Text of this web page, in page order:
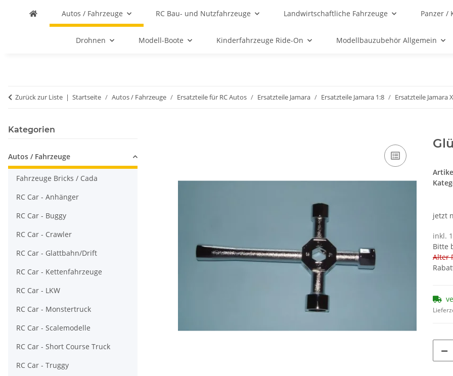
Autos / Fahrzeuge RC Bau- und Nutzfahrzeuge Landwirtschaftliche Fahrzeuge Panzer /
Drohnen Modell-Boote Kinderfahrzeuge Ride-On Modellbauzubehör Allgemein
Zurück zur Liste Startseite Autos / Fahrzeuge Ersatzteile für RC Autos Ersatzteile Jamara Ersatzteile Jamara 1:8 Ersatzteile Jamara
jetzt
inkl.
Bitte
Alter
Kategorien
Autos / Fahrzeuge
Fahrzeuge Bricks / Cada
RC Car - Anhänger
RC Car - Buggy
RC Car - Crawler
RC Car - Glattbahn/Drift
RC Car - Kettenfahrzeuge
RC Car - LKW
RC Car - Monstertruck
RC Car - Scalemodelle
RC Car - Short Course Truck
RC Car - Truggy